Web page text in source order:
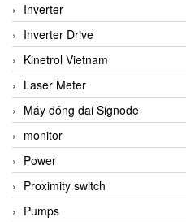
Inverter
Inverter Drive
Kinetrol Vietnam
Laser Meter
Máy đóng đai Signode
monitor
Power
Proximity switch
Pumps